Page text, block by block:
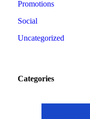
Promotions
Social
Uncategorized
Categories